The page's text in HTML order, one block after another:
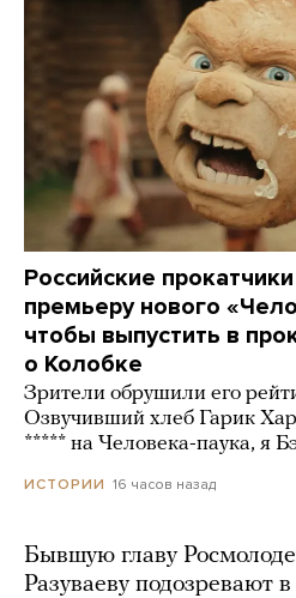
Российские
премьеру нового
чтобы выпустить в
о Колобке
Зрители обрушили его
Озвучивший хлеб Гарик
***** на Человека-паука, я
ИСТОРИИ 16 часов назад
Бывшую главу
Разуваеву подозревают